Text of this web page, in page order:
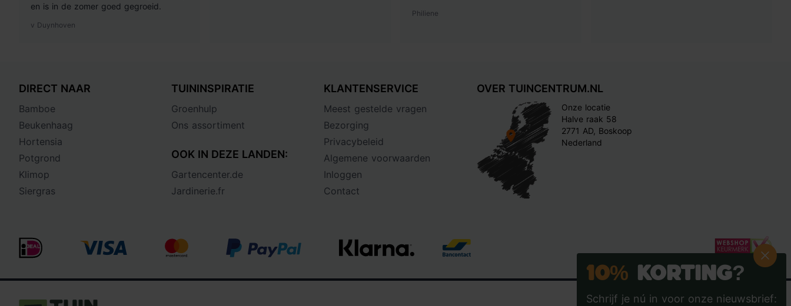
en is in de zomer goed gegroeid.
v Duynhoven
Philiene
DIRECT NAAR
Bamboe
Beukenhaag
Hortensia
Potgrond
Klimop
Siergras
TUININSPIRATIE
Groenhulp
Ons assortiment
OOK IN DEZE LANDEN:
Gartencenter.de
Jardinerie.fr
KLANTENSERVICE
Meest gestelde vragen
Bezorging
Privacybeleid
Algemene voorwaarden
Inloggen
Contact
OVER TUINCENTRUM.NL
Onze locatie
Halve raak 58
2771 AD, Boskoop
Nederland
10% Korting?
Schrijf je nú in voor onze nieuwsbrief: